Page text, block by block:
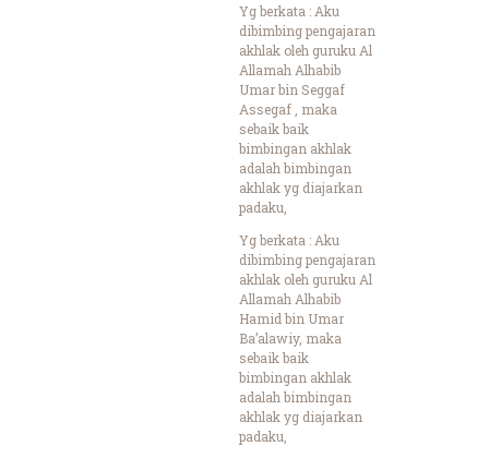
Yg berkata : Aku
dibimbing pengajaran
akhlak oleh guruku Al
Allamah Alhabib
Umar bin Seggaf
Assegaf , maka
sebaik baik
bimbingan akhlak
adalah bimbingan
akhlak yg diajarkan
padaku,
Yg berkata : Aku
dibimbing pengajaran
akhlak oleh guruku Al
Allamah Alhabib
Hamid bin Umar
Ba’alawiy, maka
sebaik baik
bimbingan akhlak
adalah bimbingan
akhlak yg diajarkan
padaku,